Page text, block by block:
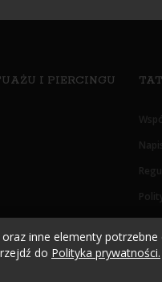
I PIERCINGU
inne elementy potrzebne
do Polityka prywatności.